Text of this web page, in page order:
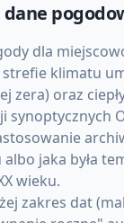
dla
klimatu
zera) oraz
synoptycznych
jaka była
wieku.
zakres dat